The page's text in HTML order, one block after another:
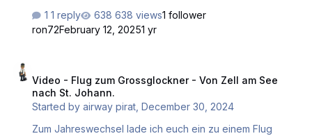
Auch am Start ist wieder ATC mit SayIntensions. Mal
sehen, ob ich mir den Vogel zulege.
1 reply 638 views1 follower
ron72February 12, 20251 yr
Video - Flug zum Grossglockner - Von Zell am See
nach St. Johann.
Started byairway pirat ,December 30, 2024
Zum Jahreswechsel lade ich euch ein zu einem Flug